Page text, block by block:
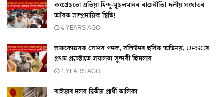
কংগ্ৰেছতো এতিয়া হিন্দু-মুছলমানৰ ৰাজনীতি! দলীয় সংঘাতৰ
আঁৰত সাম্প্ৰদায়িক স্থিতি!
4 YEARS AGO
স্নাতকোত্তৰত সোণৰ পদক, বলিউদৰ ছবিত অভিনয়, UPSCৰ
প্ৰথম প্ৰচেষ্টাতে সফলতা সুন্দৰী ছিমলাৰ
4 YEARS AGO
ৰাইজৰ দলৰ দ্বিতীয় প্ৰাৰ্থী তালিকা